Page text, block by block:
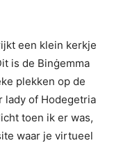
een klein kerkje
is de Binġemma
plekken op de
lady of Hodegetria
toen ik er was,
waar je virtueel